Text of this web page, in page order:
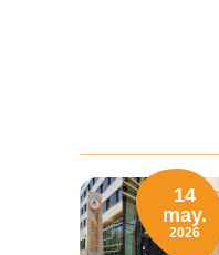
14
may.
2026